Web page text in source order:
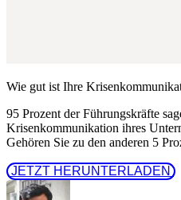
Wie gut ist Ihre
95 Prozent der Führungskräfte
Krisenkommunikation ihres
Gehören Sie zu den anderen 5
JETZT HERUNTERLADEN